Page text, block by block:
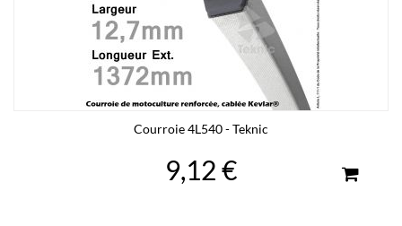
Courroie 4L540 - Teknic
9,12 €